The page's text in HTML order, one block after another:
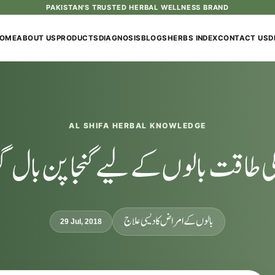
PAKISTAN'S TRUSTED HERBAL WELLNESS BRAND
ABOUT USPRODUCTSDIAGNOSISBLOGSHERBS INDEXCONTACT US
AL SHIFA HERBAL KNOWLEDGE
طاقت بالوں کے لیے گنجا پن بال
29 Jul, 2018 بالوں کے امراض کا دیسی علاج